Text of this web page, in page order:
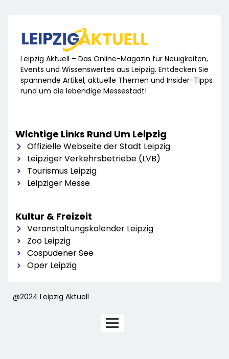
Leipzig Aktuell – Das Online-Magazin für Neuigkeiten,
Events und Wissenswertes aus Leipzig. Entdecken Sie
spannende Artikel, aktuelle Themen und Insider-Tipps
rund um die lebendige Messestadt!
Wichtige Links Rund Um Leipzig
Offizielle Webseite der Stadt Leipzig
Leipziger Verkehrsbetriebe (LVB)
Tourismus Leipzig
Leipziger Messe
Kultur & Freizeit
Veranstaltungskalender Leipzig
Zoo Leipzig
Cospudener See
Oper Leipzig
@2024 Leipzig Aktuell